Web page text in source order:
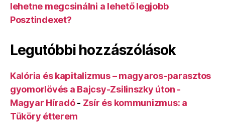
lehetne megcsinálni a lehető legjobb
Posztindexet?
Legutóbbi hozzászólások
Kalória és kapitalizmus – magyaros-parasztos
gyomorlövés a Bajcsy-Zsilinszky úton -
Magyar Híradó- Zsír és kommunizmus: a
Tüköry étterem